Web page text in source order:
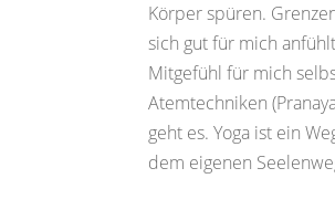
Körper spüren.
sich gut für mich
Mitgefühl für mich
Atemtechniken
geht es. Yoga ist ein
dem eigenen